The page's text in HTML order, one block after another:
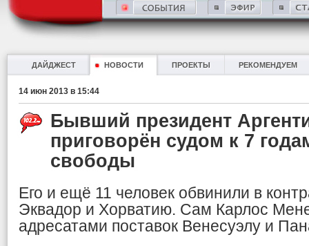
ДАЙДЖЕСТ НОВОСТИ ПРОЕКТЫ РЕКОМЕНДУЕМ
14 июн 2013 в 15:44
Бывший президент
приговорён судом к 7
свободы
Его и ещё 11 человек обвинили в
Эквадор и Хорватию. Сам Карлос
адресатами поставок Венесуэлу и